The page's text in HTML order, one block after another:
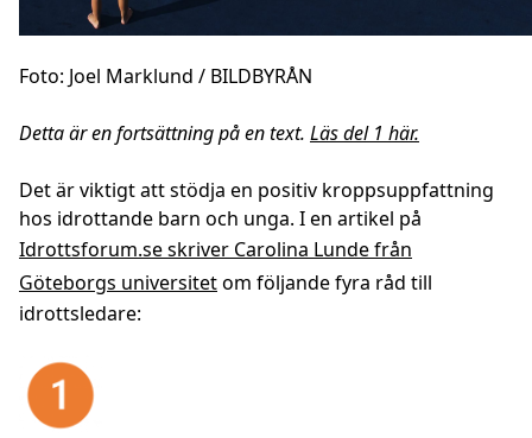
Foto: Joel Marklund / BILDBYRÅN
Detta är en fortsättning på en text. Läs del 1 här.
Det är viktigt att stödja en positiv kroppsuppfattning
hos idrottande barn och unga. I en artikel på
Idrottsforum.se skriver Carolina Lunde från
Göteborgs universitetom följande fyra råd till
idrottsledare: